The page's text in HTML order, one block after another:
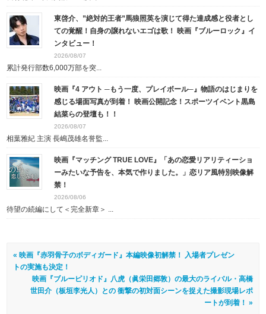
東啓介、”絶対的王者”馬狼照英を演じて得た達成感と役者とし
ての覚醒！自身の譲れないエゴは歌！ 映画『ブルーロック』イ
ンタビュー！
2026/08/07
累計発行部数6,000万部を突...
映画『4 アウト ─もう一度、プレイボール─』物語のはじまりを
感じる場面写真が到着！ 映画公開記念！スポーツイベント黒島
結菜らの登壇も！！
2026/08/07
相葉雅紀 主演 長嶋茂雄名誉監...
映画『マッチング TRUE LOVE』「あの恋愛リアリティーショ
ーみたいな予告を、本気で作りました。」恋リア風特別映像解
禁！
2026/08/06
待望の続編にして＜完全新章＞ ...
« 映画『赤羽骨子のボディガード』本編映像初解禁！ 入場者プレゼン
トの実施も決定！
映画『ブルーピリオド』八虎（眞栄田郷敦）の最大のライバル・高橋
世田介（板垣李光人）との 衝撃の初対面シーンを捉えた撮影現場レポ
ートが到着！ »